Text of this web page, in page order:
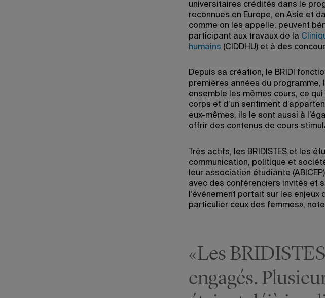
universitaires crédités dans le
reconnues en Europe, en Asie et
comme on les appelle, peuvent
participant aux travaux de la
humains (CIDDHU) et à des
Depuis sa création, le BRIDI
premières années du
ensemble les mêmes cours, ce
corps et d’un sentiment
eux-mêmes, ils le sont aussi à
offrir des contenus de cours
Très actifs, les BRIDISTES et les
communication, politique et
leur association étudiante
avec des conférenciers invités et
l’événement portait sur les
particulier ceux des femmes»,
«Les
engagés.